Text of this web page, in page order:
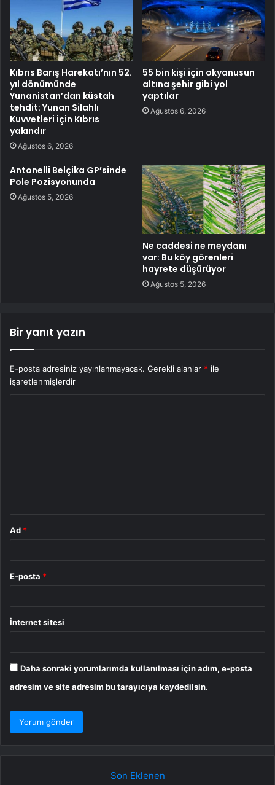
Kıbrıs Barış Harekatı’nın 52.
yıl dönümünde
Yunanistan’dan küstah
tehdit: Yunan Silahlı
Kuvvetleri için Kıbrıs
yakındır
Ağustos 6, 2026
55 bin kişi için okyanusun
altına şehir gibi yol
yaptılar
Ağustos 6, 2026
Antonelli Belçika GP’sinde
Pole Pozisyonunda
Ağustos 5, 2026
Ne caddesi ne meydanı
var: Bu köy görenleri
hayrete düşürüyor
Ağustos 5, 2026
Bir yanıt yazın
E-posta adresiniz yayınlanmayacak. Gerekli alanlar * ile
işaretlenmişlerdir
Ad *
E-posta *
İnternet sitesi
Daha sonraki yorumlarımda kullanılması için adım, e-posta
adresim ve site adresim bu tarayıcıya kaydedilsin.
Son Eklenen